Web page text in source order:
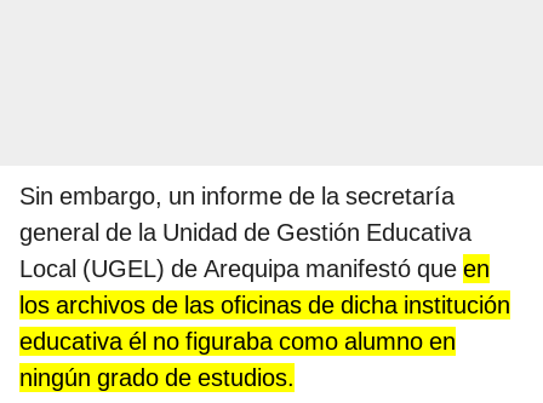
Sin embargo, un informe de la secretaría
general de la Unidad de Gestión Educativa
Local (UGEL) de Arequipa manifestó que en
los archivos de las oficinas de dicha institución
educativa él no figuraba como alumno en
ningún grado de estudios.